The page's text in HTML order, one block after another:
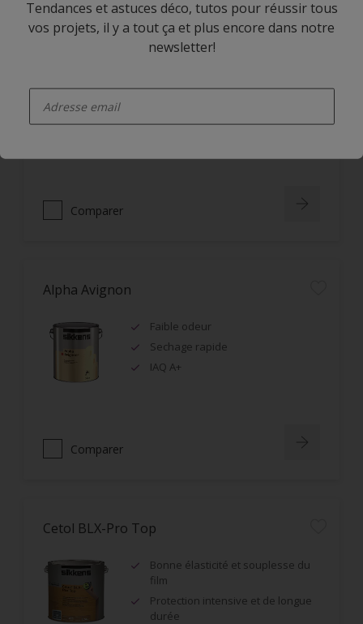
Alpha Rezisto Easy Clean Satin
salissures à la surface du film
à l'effet perlant
Comparer
Alpha Avignon
Faible odeur
Sechage rapide
IAQ A+
Comparer
Cetol BLX-Pro Top
Bonne élasticité et souplesse du
film
Protection intensive et de longue
durée
Tendances et astuces déco, tutos pour réussir tous
vos projets, il y a tout ça et plus encore dans notre
newsletter!